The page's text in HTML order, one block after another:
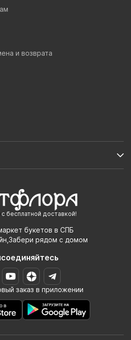
бесплатной доставкой!
букетов в СПБ
рядом с домом
заказ в приложении
и возврата